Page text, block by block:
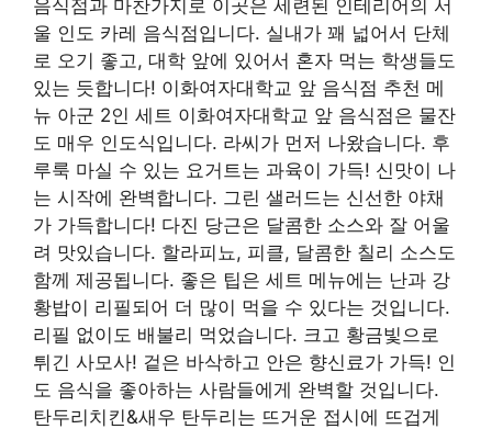
음식점과 마찬가지로 이곳은 세련된 인테리어의 서
울 인도 카레 음식점입니다. 실내가 꽤 넓어서 단체
로 오기 좋고, 대학 앞에 있어서 혼자 먹는 학생들도
있는 듯합니다! 이화여자대학교 앞 음식점 추천 메
뉴 아군 2인 세트 이화여자대학교 앞 음식점은 물잔
도 매우 인도식입니다. 라씨가 먼저 나왔습니다. 후
루룩 마실 수 있는 요거트는 과육이 가득! 신맛이 나
는 시작에 완벽합니다. 그린 샐러드는 신선한 야채
가 가득합니다! 다진 당근은 달콤한 소스와 잘 어울
려 맛있습니다. 할라피뇨, 피클, 달콤한 칠리 소스도
함께 제공됩니다. 좋은 팁은 세트 메뉴에는 난과 강
황밥이 리필되어 더 많이 먹을 수 있다는 것입니다.
리필 없이도 배불리 먹었습니다. 크고 황금빛으로
튀긴 사모사! 겉은 바삭하고 안은 향신료가 가득! 인
도 음식을 좋아하는 사람들에게 완벽할 것입니다.
탄두리치킨&새우 탄두리는 뜨거운 접시에 뜨겁게